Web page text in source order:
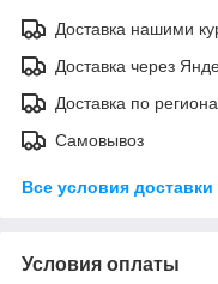
Доставка нашими
Доставка через
Доставка по
Самовывоз
Все условия доставки
Условия оплаты